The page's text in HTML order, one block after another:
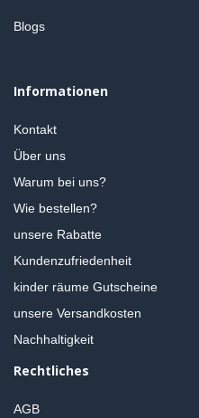
Blogs
Informationen
Kontakt
Über uns
Warum bei uns?
Wie bestellen?
unsere Rabatte
Kundenzufriedenheit
kinder räume Gutscheine
unsere Versandkosten
Nachhaltigkeit
Rechtliches
AGB